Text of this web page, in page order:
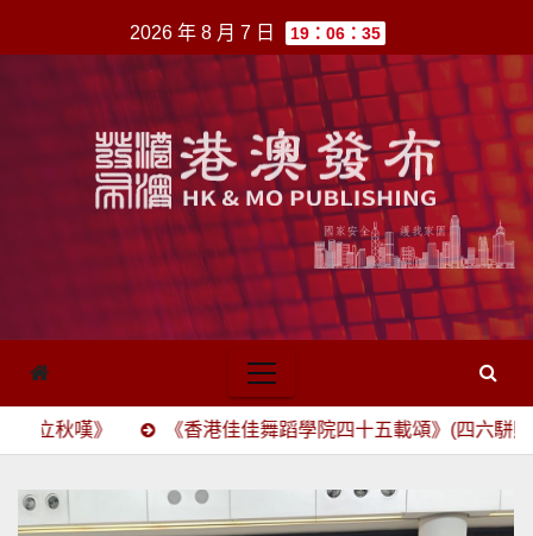
至
2026 年 8 月 7 日 19：06：35
《香港佳佳舞蹈學院四十五載頌》(四六駢賦) “寫生”